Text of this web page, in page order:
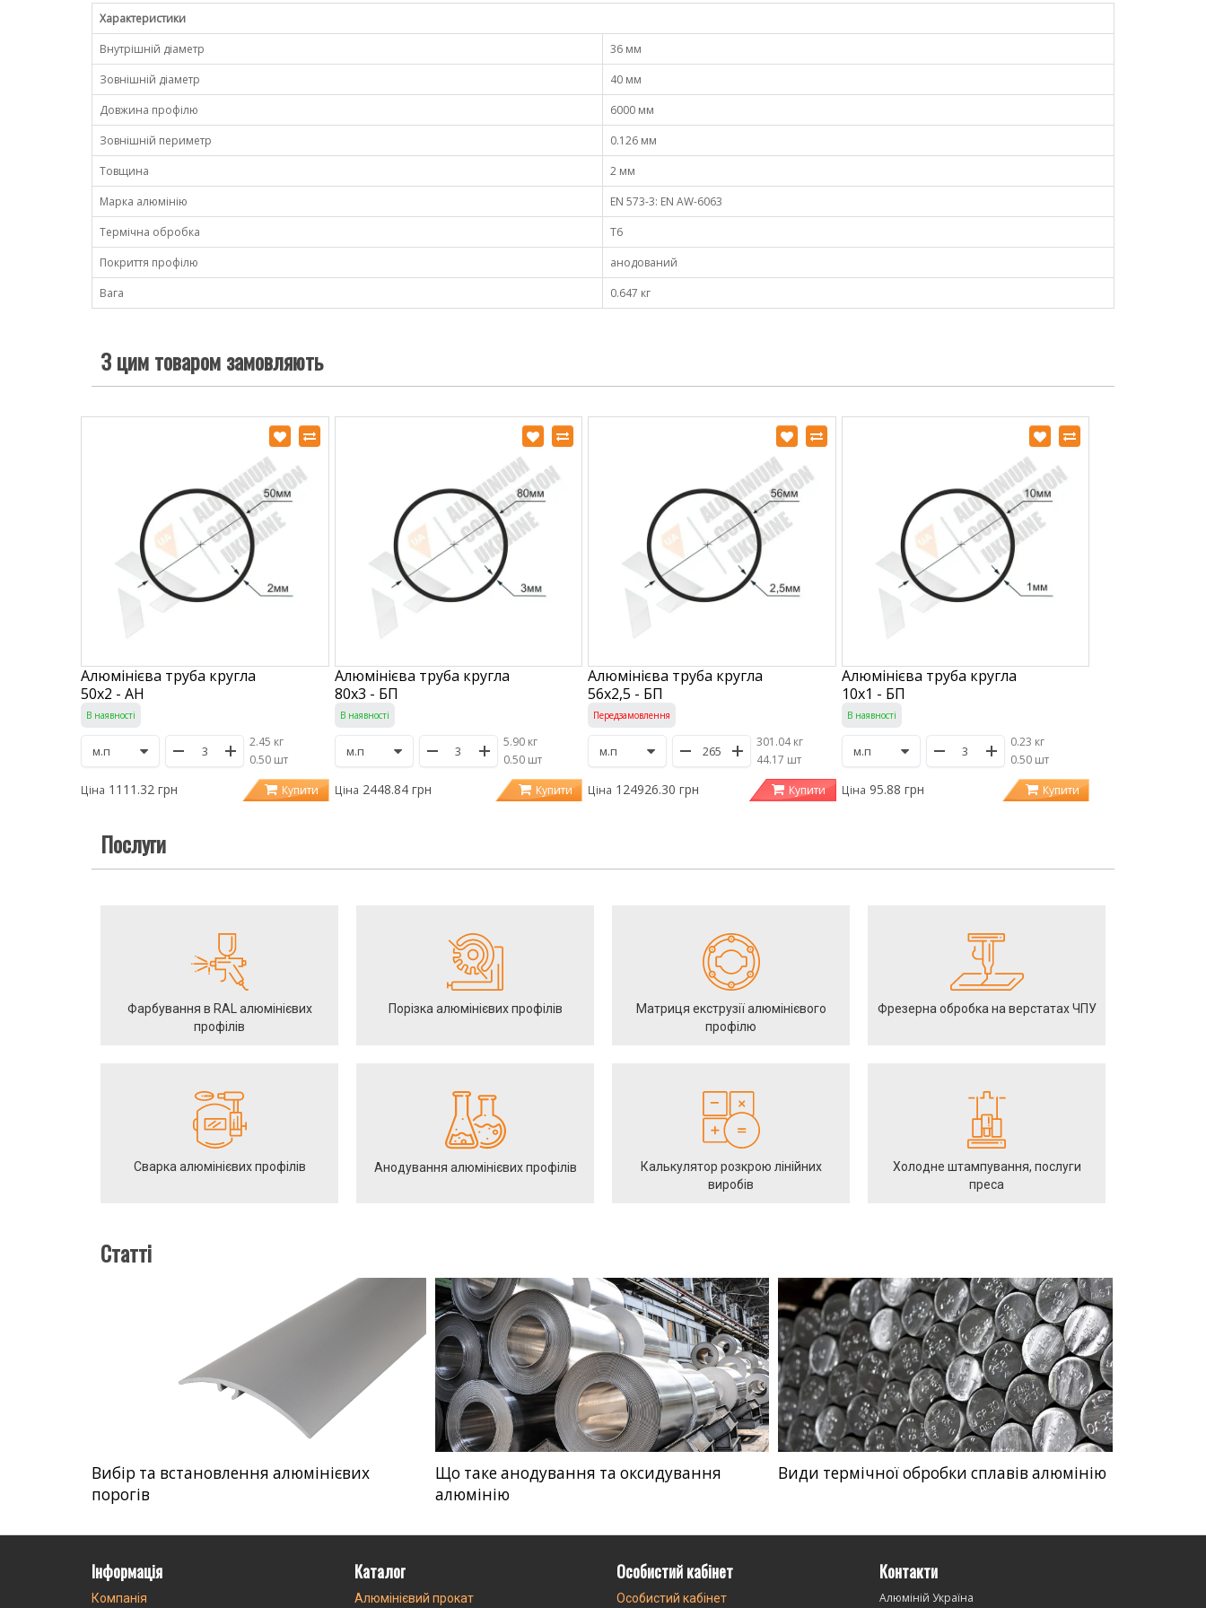
Характеристики
Внутрішній діаметр
36 мм
Зовнішній діаметр
40 мм
Довжина профілю
6000 мм
Зовнішній периметр
0.126 мм
Товщина
2 мм
Марка алюмінію
EN 573-3: EN AW-6063
Термічна обробка
Т6
Покриття профілю
анодований
Вага
0.647 кг
З цим товаром замовляють
Алюмінієва труба кругла
50х2 - АН
В наявності
2.45 кг
/0.50 шт
Ціна 1111.32 грн Купити
Алюмінієва труба кругла
80х3 - БП
В наявності
5.90 кг
/0.50 шт
Ціна 2448.84 грн Купити
Алюмінієва труба кругла
56х2,5 - БП
Передзамовлення
301.04 кг
/44.17 шт
Ціна 124926.30 грн Купити
Алюмінієва труба кругла
10х1 - БП
В наявності
0.23 кг
/0.50 шт
Ціна 95.88 грн Купити
Послуги
Фарбування в RAL алюмінієвих
профілів
Порізка алюмінієвих профілів
Матриця екструзії алюмінієвого
профілю
Фрезерна обробка на верстатах ЧПУ
Сварка алюмінієвих профілів Анодування алюмінієвих профілів
Калькулятор розкрою лінійних
виробів
Холодне штампування, послуги
преса
Статті
Вибір та встановлення алюмінієвих
порогів
Що таке анодування та оксидування
алюмінію
Види термічної обробки сплавів алюмінію
Інформація
Компанія
Каталог
Алюмінієвий прокат
Особистий кабінет
Особистий кабінет
Контакти
Алюміній Україна